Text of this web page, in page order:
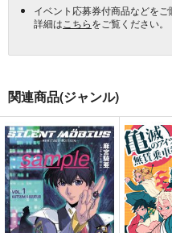
イベント応募券付商品などをご
詳細は こちらをご覧ください。
関連商品(ジャンル)